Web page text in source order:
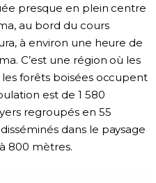
presque en plein centre
au bord du cours
à environ une heure de
C’est une région où les
forêts boisées occupent
est de 1 580
regroupés en 55
dans le paysage
800 mètres.